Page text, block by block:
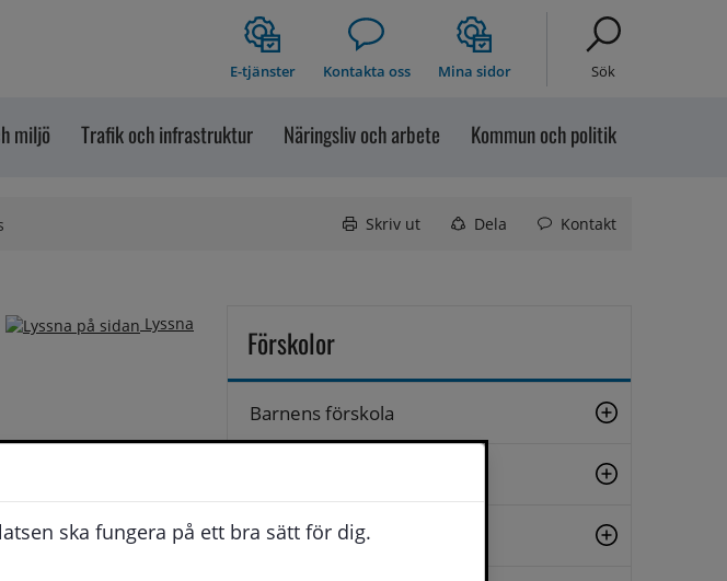
ska fungera på ett bra sätt för dig.
E-tjänster Kontakta oss Mina sidor Sök
miljö Trafik och infrastruktur Näringsliv och arbete Kommun och politik
Skriv ut Dela Kontakt
Lyssna
kommunens
Förskolor
Barnens förskola
Junsele förskola